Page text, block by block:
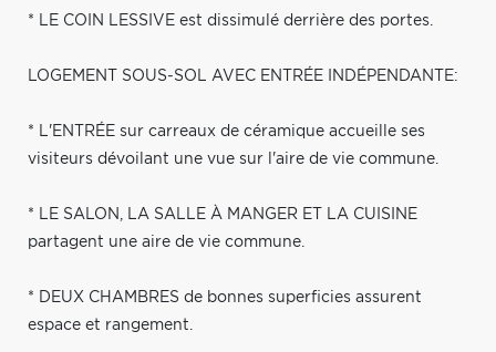
* LE COIN LESSIVE est dissimulé derrière des portes.
LOGEMENT SOUS-SOL AVEC ENTRÉE INDÉPENDANTE:
* L'ENTRÉE sur carreaux de céramique accueille ses
visiteurs dévoilant une vue sur l'aire de vie commune.
* LE SALON, LA SALLE À MANGER ET LA CUISINE
partagent une aire de vie commune.
* DEUX CHAMBRES de bonnes superficies assurent
espace et rangement.